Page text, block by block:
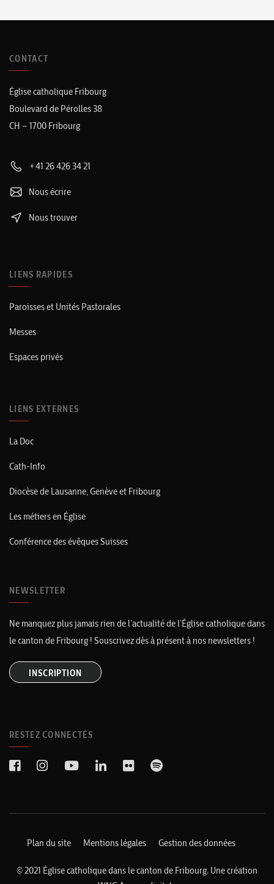
CONTACT
Église catholique Fribourg
Boulevard de Pérolles 38
CH – 1700 Fribourg
+41 26 426 34 21
Nous écrire
Nous trouver
LIENS RAPIDES
Paroisses et Unités Pastorales
Messes
Espaces privés
LIENS EXTERNES
La Doc
Cath-Info
Diocèse de Lausanne, Genève et Fribourg
Les métiers en Église
Conférence des évêques Suisses
NEWSLETTER
Ne manquez plus jamais rien de l’actualité de l’Église catholique dans
le canton de Fribourg ! Souscrivez dès à présent à nos newsletters !
INSCRIPTION
RESTEZ CONNECTÉS
Plan du site Mentions légales Gestion des données
© 2021 Église catholique dans le canton de Fribourg. Une création